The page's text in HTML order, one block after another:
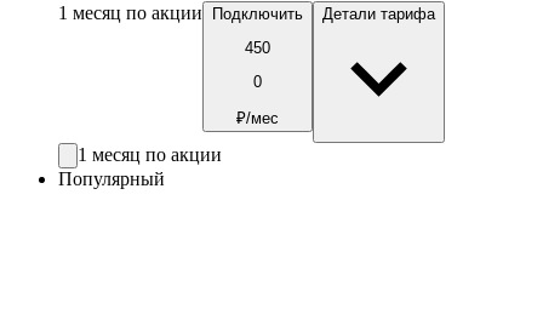
1 месяц по акции
Подключить
450
0
₽/мес
Детали тарифа
1 месяц по акции
Популярный